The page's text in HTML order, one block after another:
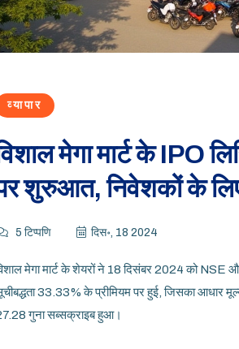
व्यापार
मेगा मार्ट के IPO
शुरुआत, निवेशकों के लिए
5 टिप्पणि दिस॰, 18 2024
मेगा मार्ट के शेयरों ने 18 दिसंबर 2024 को
33.33% के प्रीमियम पर हुई, जिसका आधार
गुना सब्सक्राइब हुआ।